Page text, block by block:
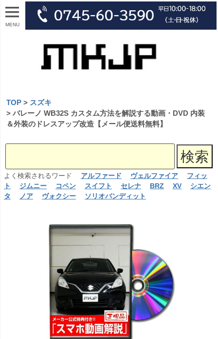
MENU
TOP
スズキ
バレーノ WB32S カスタム方法を解説する動画・DVD 内装
＆外装のドレスアップ改造【メール便送料無料】
よく検索されるワード アルファード ヴェルファイア
フィッ
ト
ジムニー コペン スイフト セレナ BRZ XV
シエン
タ
ノア ヴォクシー ソリオバンディット